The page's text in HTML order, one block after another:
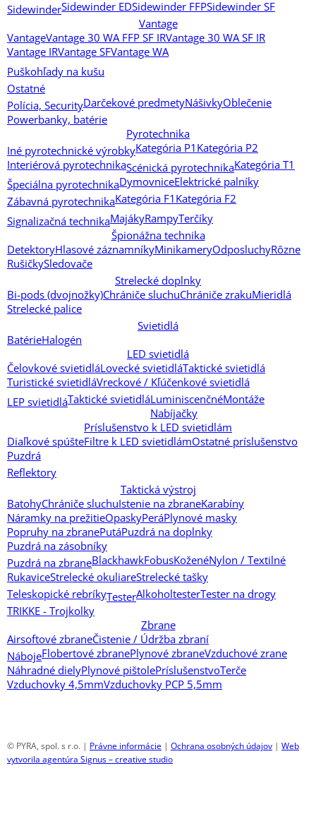
SidewinderSidewinder EDSidewinder FFPSidewinder SF
Vantage
VantageVantage 30 WA FFP SF IRVantage 30 WA SF IR
Vantage IRVantage SFVantage WA
Puškohľady na kušu
Ostatné
Polícia, SecurityDarčekové predmetyNášivkyOblečenie
Powerbanky, batérie
Pyrotechnika
Iné pyrotechnické výrobkyKategória P1 Kategória P2
Interiérová pyrotechnikaScénická pyrotechnikaKategória T1
Špeciálna pyrotechnikaDymovniceElektrické palníky
Zábavná pyrotechnikaKategória F1 Kategória F2
Signalizačná technikaMajákyRampyTerčíky
Špionážna technika
DetektoryHlasové záznamníkyMinikameryOdposluchyRôzne
RušičkySledovače
Strelecké doplnky
Bi-pods (dvojnožky)Chrániče sluchuChrániče zrakuMieridlá
Strelecké palice
Svietidlá
BatérieHalogén
LED svietidlá
Čelovkové svietidláLovecké svietidláTaktické svietidlá
Turistické svietidláVreckové / Kľúčenkové svietidlá
LEP svietidláTaktické svietidláLuminiscenčnéMontáže
Nabíjačky
Príslušenstvo k LED svietidlám
Diaľkové spúšteFiltre k LED svietidlámOstatné príslušenstvo
Puzdrá
Reflektory
Taktická výstroj
BatohyChrániče sluchuIstenie na zbraneKarabíny
Náramky na prežitieOpaskyPeráPlynové masky
Popruhy na zbranePutáPuzdrá na doplnky
Puzdrá na zásobníky
Puzdrá na zbraneBlackhawkFobusKoženéNylon / Textilné
RukaviceStrelecké okuliareStrelecké tašky
Teleskopické rebríkyTesterAlkoholtesterTester na drogy
TRIKKE - Trojkolky
Zbrane
Airsoftové zbraneČistenie / Údržba zbraní
NábojeFlobertové zbranePlynové zbraneVzduchové zrane
Náhradné dielyPlynové pištolePríslušenstvoTerče
Vzduchovky 4,5mmVzduchovky PCP 5,5mm
© PYRA, spol. s r.o. | Právne informácie | Ochrana osobných údajov | Web
vytvorila agentúra Signus – creative studio